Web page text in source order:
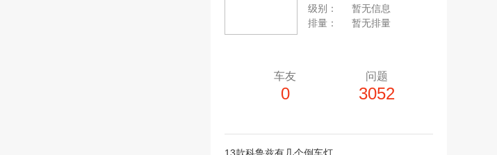
级别：
暂无信息
排量：
暂无排量
车友
0
问题
3052